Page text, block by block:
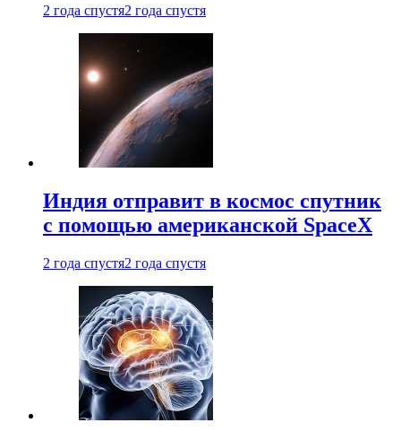
2 года спустя2 года спустя
Индия отправит в космос спутник
с помощью американской SpaceX
2 года спустя2 года спустя